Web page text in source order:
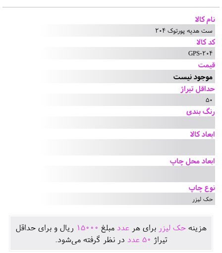
نام کالا
ست هدیه پورتوک 204
کد کالا
GPS-204
قیمت
موجود نیست
حداقل تیراژ
50
رنگ بندی
ابعاد کالا
ابعاد محل چاپ
نوع چاپ
حک لیزر
هزينهحک لیزر برای هرعدد مبلغ 15000 ريال و برای حداقل
تيراژ 50 عدد در نظر گرفته می‌شود.